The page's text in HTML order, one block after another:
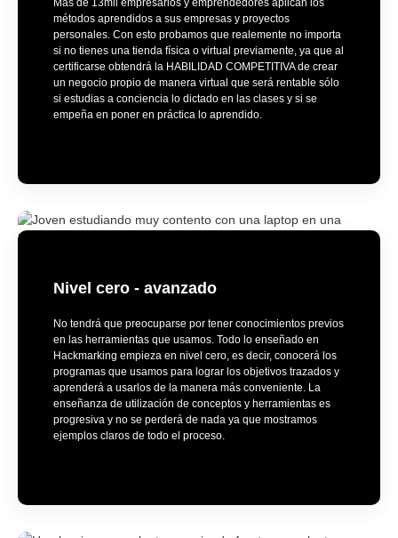
Más de 13mil empresarios y emprendedores aplican los
métodos aprendidos a sus empresas y proyectos
personales. Con esto probamos que realemente no importa
si no tienes una tienda física o virtual previamente, ya que al
certificarse obtendrá la HABILIDAD COMPETITIVA de crear
un negocio propio de manera virtual que será rentable sólo
si estudias a conciencia lo dictado en las clases y si se
empeña en poner en práctica lo aprendido.
Nivel cero - avanzado
No tendrá que preocuparse por tener conocimientos previos
en las herramientas que usamos. Todo lo enseñado en
Hackmarking empieza en nivel cero, es decir, conocerá los
programas que usamos para lograr los objetivos trazados y
aprenderá a usarlos de la manera más conveniente. La
enseñanza de utilización de conceptos y herramientas es
progresiva y no se perderá de nada ya que mostramos
ejemplos claros de todo el proceso.